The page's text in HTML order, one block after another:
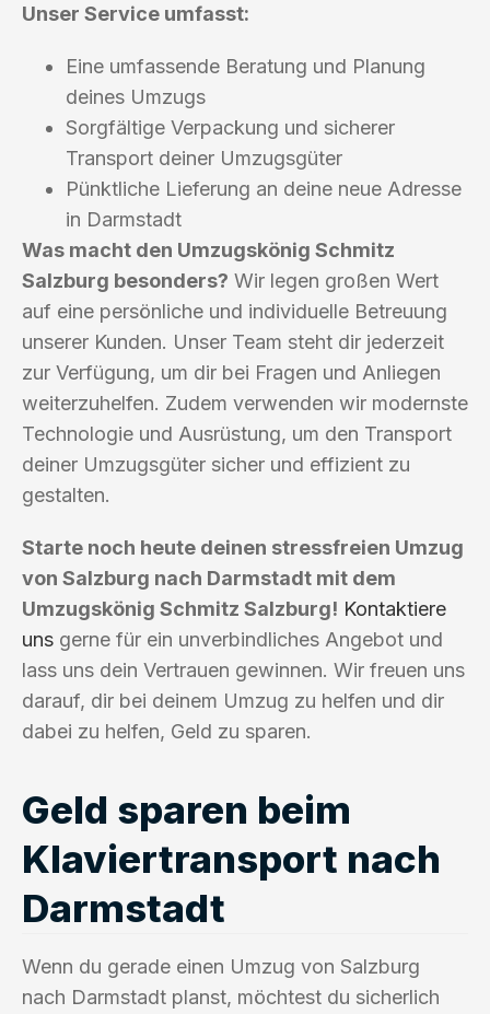
Unser Service umfasst:
Eine umfassende Beratung und Planung
deines Umzugs
Sorgfältige Verpackung und sicherer
Transport deiner Umzugsgüter
Pünktliche Lieferung an deine neue Adresse
in Darmstadt
Was macht den Umzugskönig Schmitz
Salzburg besonders? Wir legen großen Wert
auf eine persönliche und individuelle Betreuung
unserer Kunden. Unser Team steht dir jederzeit
zur Verfügung, um dir bei Fragen und Anliegen
weiterzuhelfen. Zudem verwenden wir modernste
Technologie und Ausrüstung, um den Transport
deiner Umzugsgüter sicher und effizient zu
gestalten.
Starte noch heute deinen stressfreien Umzug
von Salzburg nach Darmstadt mit dem
Umzugskönig Schmitz Salzburg! Kontaktiere
uns gerne für ein unverbindliches Angebot und
lass uns dein Vertrauen gewinnen. Wir freuen uns
darauf, dir bei deinem Umzug zu helfen und dir
dabei zu helfen, Geld zu sparen.
Geld sparen beim
Klaviertransport nach
Darmstadt
Wenn du gerade einen Umzug von Salzburg
nach Darmstadt planst, möchtest du sicherlich